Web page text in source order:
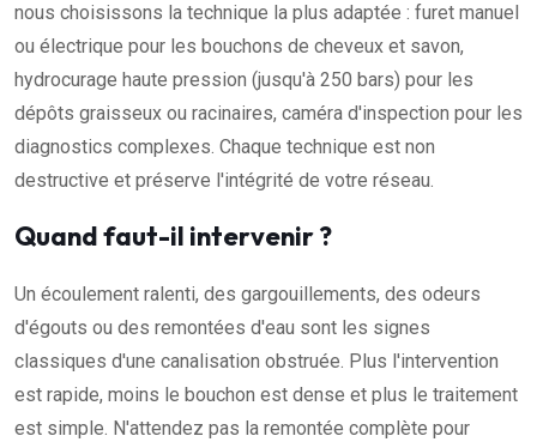
nous choisissons la technique la plus adaptée : furet manuel
ou électrique pour les bouchons de cheveux et savon,
hydrocurage haute pression (jusqu'à 250 bars) pour les
dépôts graisseux ou racinaires, caméra d'inspection pour les
diagnostics complexes. Chaque technique est non
destructive et préserve l'intégrité de votre réseau.
Quand faut-il intervenir ?
Un écoulement ralenti, des gargouillements, des odeurs
d'égouts ou des remontées d'eau sont les signes
classiques d'une canalisation obstruée. Plus l'intervention
est rapide, moins le bouchon est dense et plus le traitement
est simple. N'attendez pas la remontée complète pour